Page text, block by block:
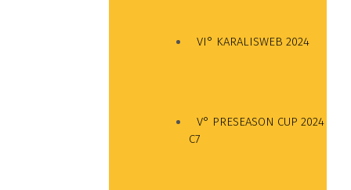
VI° KARALISWEB 2024
V° PRESEASON CUP 2024
C7